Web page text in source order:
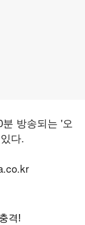
방송되는 '오
다.